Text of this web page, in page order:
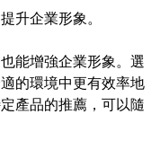
升企業形象。
能增強企業形象。選
的環境中更有效率地
產品的推薦，可以隨